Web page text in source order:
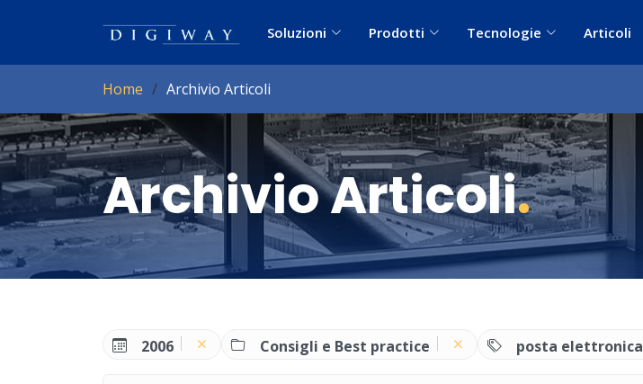
Soluzioni Prodotti Tecnologie Articoli
Home Archivio Articoli
Archivio Articoli.
2006 Consigli e Best practice posta elettronica